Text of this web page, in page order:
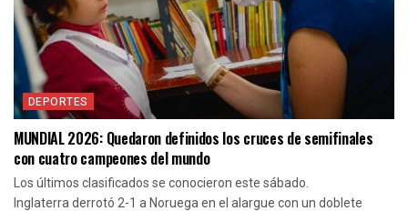
DEPORTES
MUNDIAL 2026: Quedaron definidos los cruces de semifinales
con cuatro campeones del mundo
Los últimos clasificados se conocieron este sábado.
Inglaterra derrotó 2-1 a Noruega en el alargue con un doblete